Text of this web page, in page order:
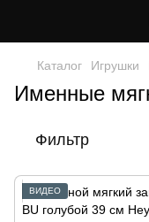
Каталог Игрушки
Именные
Фильтр
ВИДЕО